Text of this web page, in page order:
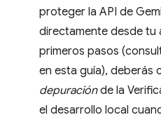
proteger la API de
directamente desde tu
primeros pasos
en esta guía), deberás
depuraciónde la
el desarrollo local